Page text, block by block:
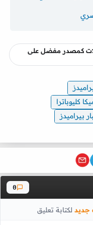
كمصدر مفضل على
كليوباترا
بيراميدز
0
جديد لكتابة تعليق